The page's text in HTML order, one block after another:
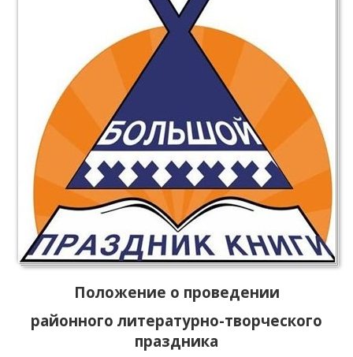
Положение о проведении
районного литературно-творческого
праздника